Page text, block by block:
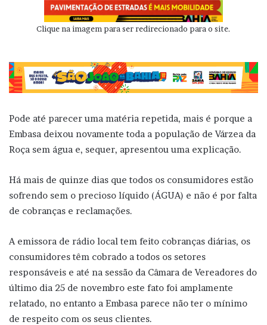
Clique na imagem para ser redirecionado para o site.
Pode até parecer uma matéria repetida, mais é porque a
Embasa deixou novamente toda a população de Várzea da
Roça sem água e, sequer, apresentou uma explicação.
Há mais de quinze dias que todos os consumidores estão
sofrendo sem o precioso líquido (ÁGUA) e não é por falta
de cobranças e reclamações.
A emissora de rádio local tem feito cobranças diárias, os
consumidores têm cobrado a todos os setores
responsáveis e até na sessão da Câmara de Vereadores do
último dia 25 de novembro este fato foi amplamente
relatado, no entanto a Embasa parece não ter o mínimo
de respeito com os seus clientes.